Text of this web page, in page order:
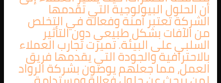
أن الحلول البيولوجية التي تقدمها
الشركة تعتبر آمنة وفعالة في التخلص
من الآفات بشكل طبيعي دون التأثير
السلبي على البيئة. تميزت تجارب العملاء
بالاحترافية والجودة التي يقدمها فريق
العمل، مما جعلهم يوصون بشركة الرواد